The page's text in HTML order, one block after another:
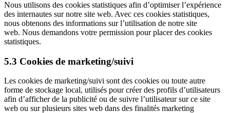
Nous utilisons des cookies statistiques afin d’optimiser l’expérience
des internautes sur notre site web. Avec ces cookies statistiques,
nous obtenons des informations sur l’utilisation de notre site
web. Nous demandons votre permission pour placer des cookies
statistiques.
5.3 Cookies de marketing/suivi
Les cookies de marketing/suivi sont des cookies ou toute autre
forme de stockage local, utilisés pour créer des profils d’utilisateurs
afin d’afficher de la publicité ou de suivre l’utilisateur sur ce site
web ou sur plusieurs sites web dans des finalités marketing